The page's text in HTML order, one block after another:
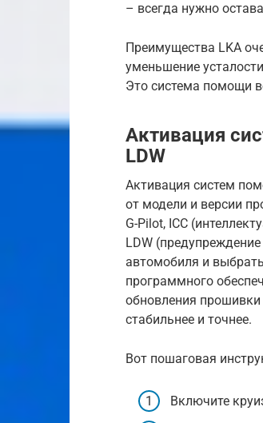
– всегда нужно
Преимущества LKA
уменьшение
Это система помощи
Активация
LDW
Активация систем
от модели и версии
G-Pilot, ICC
LDW
автомобиля и
программного
обновления прошивки
стабильнее и точнее.
Вот пошаговая
Включите